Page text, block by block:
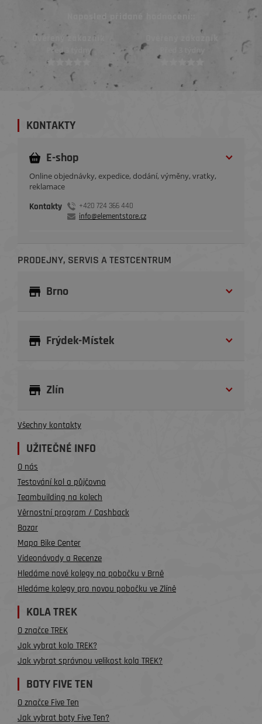
Naposled přidané hodnocení::
Ověřený zákazník
Před 3 týdny Před 3 týdny
KONTAKTY
E-shop
Online objednávky, expedice, dodání, výměny, vratky,
reklamace
Kontakty
+420 724 366 440
info@elementstore.cz
PRODEJNY, SERVIS A TESTCENTRUM
Brno
Frýdek-Místek
Zlín
Všechny kontakty
UŽITEČNÉ INFO
O nás
Testování kol a půjčovna
Teambuilding na kolech
Věrnostní program / Cashback
Bazar
Mapa Bike Center
Videonávody a Recenze
Hledáme nové kolegy na pobočku v Brně
Hledáme kolegy pro novou pobočku ve Zlíně
KOLA TREK
O značce TREK
Jak vybrat kolo TREK?
Jak vybrat správnou velikost kola TREK?
BOTY FIVE TEN
O značce Five Ten
Jak vybrat boty Five Ten?